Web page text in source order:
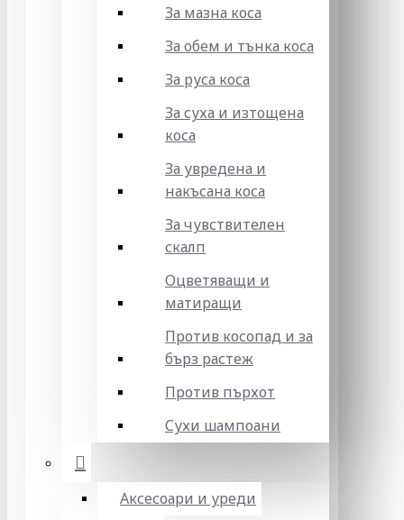
За мазна коса
За обем и тънка коса
За руса коса
За суха и изтощена
коса
За увредена и
накъсана коса
За чувствителен
скалп
Оцветяващи и
матиращи
Против косопад и за
бърз растеж
Против пърхот
Сухи шампоани
Аксесоари и уреди